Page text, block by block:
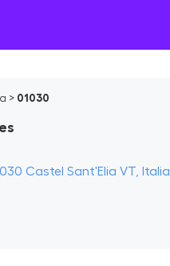
> 01030
Castel Sant'Elia VT, Italia